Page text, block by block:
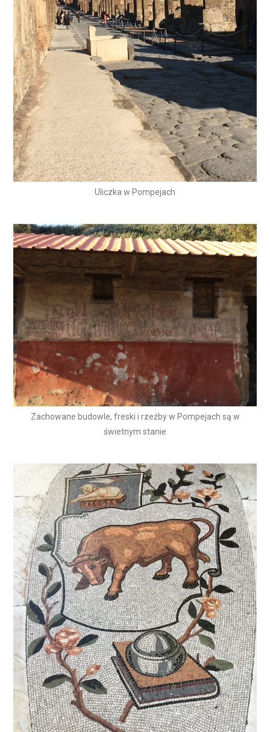
Uliczka w Pompejach
Zachowane budowle, freski i rzeźby w Pompejach są w
świetnym stanie